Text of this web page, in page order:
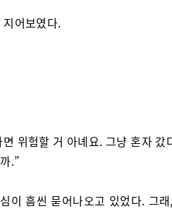
어보였다.
위험할 거 아녜요. 그냥 혼자 갔
.”
이 흠씬 묻어나오고 있었다. 그